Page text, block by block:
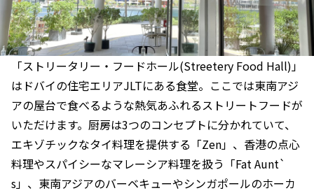
「ストリータリー・フードホール(Streetery Food Hall)」
はドバイの住宅エリアJLTにある食堂。ここでは東南アジ
アの屋台で食べるような熱気あふれるストリートフードが
いただけます。厨房は3つのコンセプトに分かれていて、
エキゾチックなタイ料理を提供する「Zen」、香港の点心
料理やスパイシーなマレーシア料理を扱う「Fat Aunt`
s」、東南アジアのバーベキューやシンガポールのホーカ